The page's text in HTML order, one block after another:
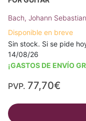
Bach, Johann Sebastian
Disponible en breve
Sin stock. Si se pide
14/08/26
¡GASTOS DE ENVÍO
PVP. 77,70€